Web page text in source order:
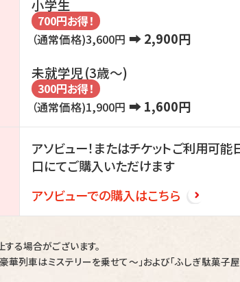
小学生
700円お得！
（通常価格)3,600円 ➡ 2,900円
未就学児(3歳～)
300円お得！
（通常価格)1,900円 ➡ 1,600円
アソビュー！またはチケットご利用可
口にてご購入いただけます
アソビューでの購入はこちら
る場合がございます。
豪華列車はミステリーを乗せて～」および「ふしぎ駄菓子